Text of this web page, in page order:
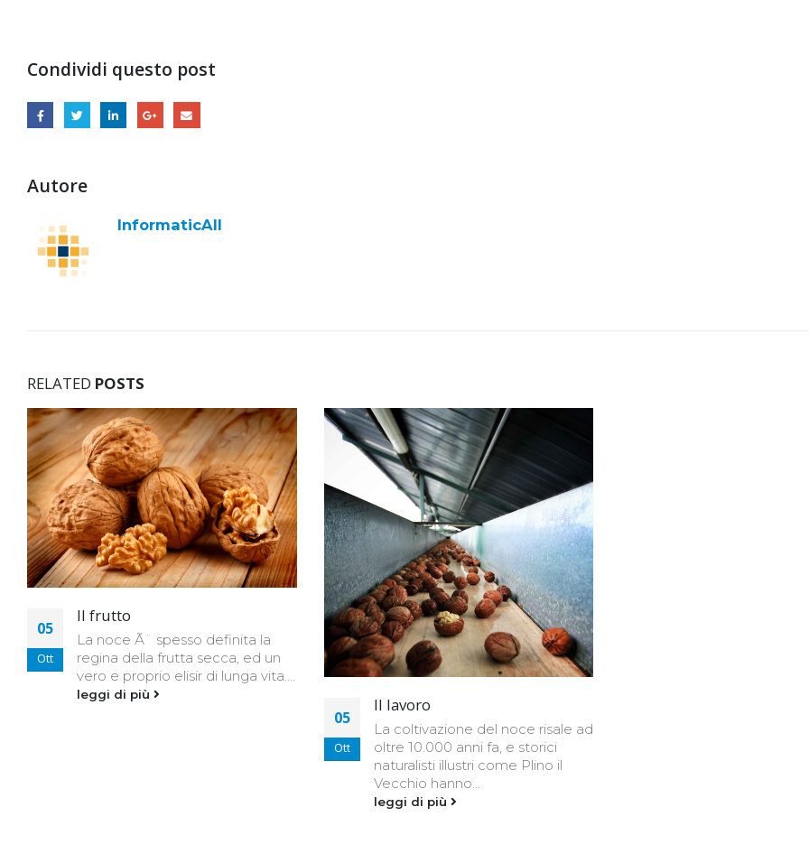
Condividi questo post
Autore
InformaticAll
RELATED POSTS
05
Ott
Il frutto
La noce Ã¨ spesso definita la
regina della frutta secca, ed un
vero e proprio elisir di lunga vita....
leggi di più
05
Ott
Il lavoro
La coltivazione del noce risale ad
oltre 10.000 anni fa, e storici
naturalisti illustri come Plino il
Vecchio hanno...
leggi di più